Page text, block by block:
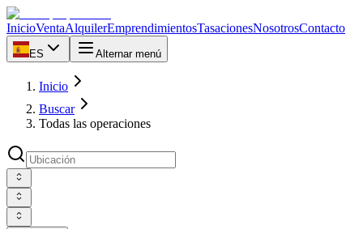
InicioVentaAlquilerEmprendimientosTasacionesNosotrosContacto
ES Alternar menú
Inicio
Buscar
Todas las operaciones